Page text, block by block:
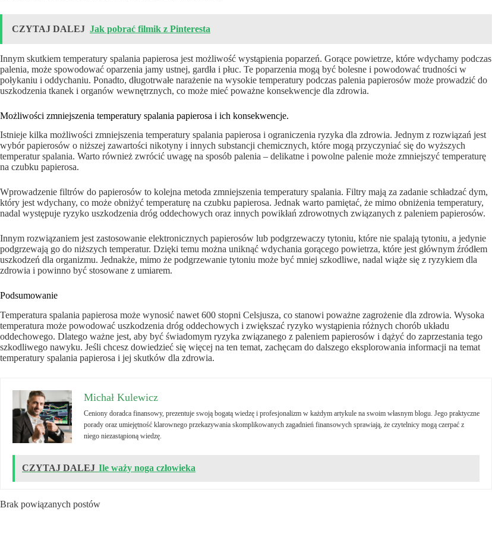
CZYTAJ DALEJ Jak pobrać filmik z Pinteresta
Innym skutkiem temperatury spalania papierosa jest możliwość wystąpienia poparzeń. Gorące powietrze, które wdychamy podczas
palenia, może spowodować oparzenia jamy ustnej, gardła i płuc. Te poparzenia mogą być bolesne i powodować trudności w
połykaniu i oddychaniu. Ponadto, długotrwałe narażenie na wysokie temperatury podczas palenia papierosów może prowadzić do
uszkodzenia tkanek i organów wewnętrznych, co może mieć poważne konsekwencje dla zdrowia.
Możliwości zmniejszenia temperatury spalania papierosa i ich konsekwencje.
Istnieje kilka możliwości zmniejszenia temperatury spalania papierosa i ograniczenia ryzyka dla zdrowia. Jednym z rozwiązań jest
wybór papierosów o niższej zawartości nikotyny i innych substancji chemicznych, które mogą przyczyniać się do wyższych
temperatur spalania. Warto również zwrócić uwagę na sposób palenia – delikatne i powolne palenie może zmniejszyć temperaturę
na czubku papierosa.
Wprowadzenie filtrów do papierosów to kolejna metoda zmniejszenia temperatury spalania. Filtry mają za zadanie schładzać dym,
który jest wdychany, co może obniżyć temperaturę na czubku papierosa. Jednak warto pamiętać, że mimo obniżenia temperatury,
nadal występuje ryzyko uszkodzenia dróg oddechowych oraz innych powikłań zdrowotnych związanych z paleniem papierosów.
Innym rozwiązaniem jest zastosowanie elektronicznych papierosów lub podgrzewaczy tytoniu, które nie spalają tytoniu, a jedynie
podgrzewają go do niższych temperatur. Dzięki temu można uniknąć wdychania gorącego powietrza, które jest głównym źródłem
uszkodzeń dla organizmu. Jednakże, mimo że podgrzewanie tytoniu może być mniej szkodliwe, nadal wiąże się z ryzykiem dla
zdrowia i powinno być stosowane z umiarem.
Podsumowanie
Temperatura spalania papierosa może wynosić nawet 600 stopni Celsjusza, co stanowi poważne zagrożenie dla zdrowia. Wysoka
temperatura może powodować uszkodzenia dróg oddechowych i zwiększać ryzyko wystąpienia różnych chorób układu
oddechowego. Dlatego ważne jest, aby być świadomym ryzyka związanego z paleniem papierosów i dążyć do zaprzestania tego
szkodliwego nawyku. Jeśli chcesz dowiedzieć się więcej na ten temat, zachęcam do dalszego eksplorowania informacji na temat
temperatury spalania papierosa i jej skutków dla zdrowia.
Michał Kulewicz
Ceniony doradca finansowy, prezentuje swoją bogatą wiedzę i profesjonalizm w każdym artykule na swoim własnym blogu. Jego praktyczne
porady oraz umiejętność klarownego przekazywania skomplikowanych zagadnień finansowych sprawiają, że czytelnicy mogą czerpać z
niego niezastąpioną wiedzę.
CZYTAJ DALEJ Ile waży noga człowieka
Brak powiązanych postów